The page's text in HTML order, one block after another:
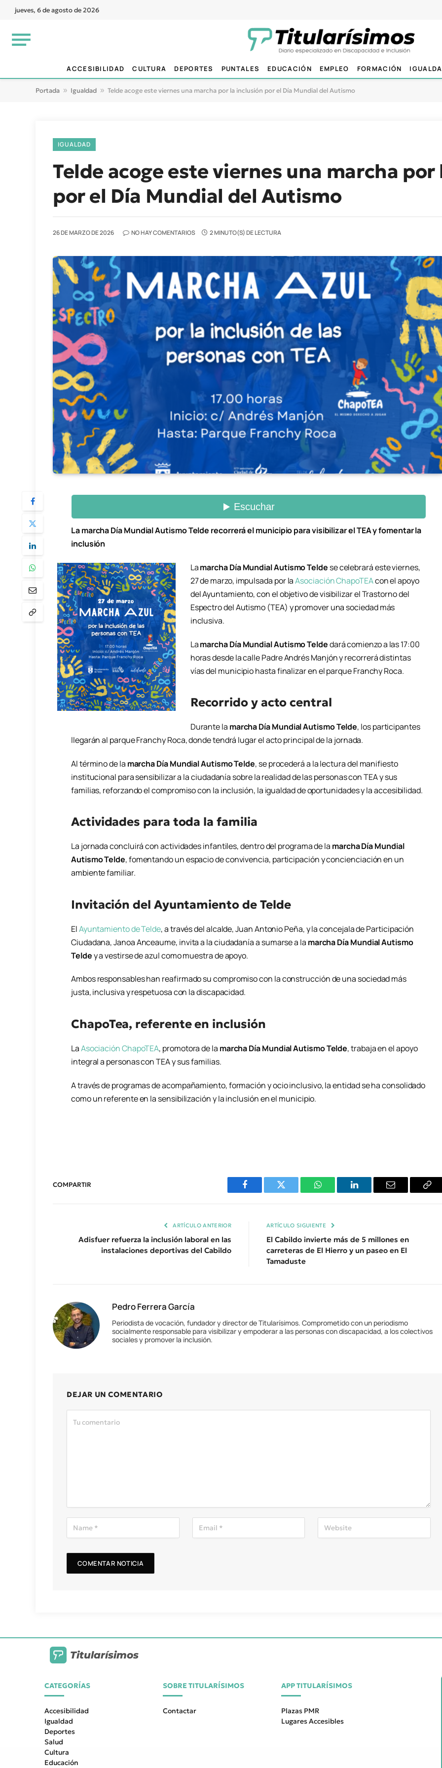
jueves, 6 de agosto de 2026
ACCESIBILIDAD CULTURA DEPORTES PUNTALES EDUCACIÓN EMPLEO FORMACIÓN
Portada » Igualdad » Telde acoge este viernes una marcha por la inclusión por el Día Mundial del Autismo
IGUALDAD
Telde acoge este viernes una marcha
por el Día Mundial del Autismo
26 DE MARZO DE 2026 NO HAY COMENTARIOS 2 MINUTO(S) DE LECTURA
La marcha Día Mundial Autismo Telde recorrerá el municipio para visibilizar el TEA y fomentar la
inclusión
Lamarcha Día Mundial Autismo Telde se celebrará este viernes,
27 de marzo, impulsada por laAsociación ChapoTEAcon el apoyo
del Ayuntamiento, con el objetivo de visibilizar el Trastorno del
Espectro del Autismo (TEA) y promover una sociedad más
inclusiva.
Lamarcha Día Mundial Autismo Teldedará comienzo a las 17:00
horas desde la calle Padre Andrés Manjón y recorrerá distintas
vías del municipio hasta finalizar en el parque Franchy Roca.
Recorrido y acto central
Durante la marcha Día Mundial Autismo Telde, los participantes
llegarán al parque Franchy Roca, donde tendrá lugar el acto principal de la jornada.
Al término de la marcha Día Mundial Autismo Telde, se procederá a la lectura del manifiesto
institucional para sensibilizar a la ciudadanía sobre la realidad de las personas con TEA y sus
familias, reforzando el compromiso con la inclusión, la igualdad de oportunidades y la accesibilidad.
Actividades para toda la familia
La jornada concluirá con actividades infantiles, dentro del programa de la marcha Día Mundial
Autismo Telde, fomentando un espacio de convivencia, participación y concienciación en un
ambiente familiar.
Invitación del Ayuntamiento de Telde
ElAyuntamiento de Telde, a través del alcalde, Juan Antonio Peña, y la concejala de Participación
Ciudadana, Janoa Anceaume, invita a la ciudadanía a sumarse a la marcha Día Mundial Autismo
Teldey a vestirse de azul como muestra de apoyo.
Ambos responsables han reafirmado su compromiso con la construcción de una sociedad más
justa, inclusiva y respetuosa con la discapacidad.
ChapoTea, referente en inclusión
LaAsociación ChapoTEA, promotora de la marcha Día Mundial Autismo Telde, trabaja en el apoyo
integral a personas con TEA y sus familias.
A través de programas de acompañamiento, formación y ocio inclusivo, la entidad se ha consolidado
como un referente en la sensibilización y la inclusión en el municipio.
COMPARTIR
Facebook Twitter WhatsAppLinkedIn Email
ARTÍCULO ANTERIOR
Adisfuer refuerza la inclusión laboral en las
instalaciones deportivas del Cabildo
ARTÍCULO SIGUIENTE
El Cabildo invierte más de 5 millones en
carreteras de El Hierro y un paseo en El
Tamaduste
Pedro Ferrera García
Periodista de vocación, fundador y director de Titularísimos. Comprometido con un periodismo
socialmente responsable para visibilizar y empoderar a las personas con discapacidad, a los colectivos
sociales y promover la inclusión.
DEJAR UN COMENTARIO
Titularísimos
CATEGORÍAS
Accesibilidad
Igualdad
Deportes
Salud
Cultura
Educación
SOBRE TITULARÍSIMOS
Contactar
APP TITULARÍSIMOS
Plazas PMR
Lugares Accesibles